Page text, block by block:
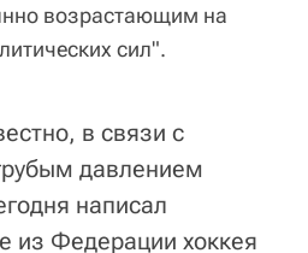
возрастающим на
сил".
в связи с
давлением
написал
из Федерации хоккея